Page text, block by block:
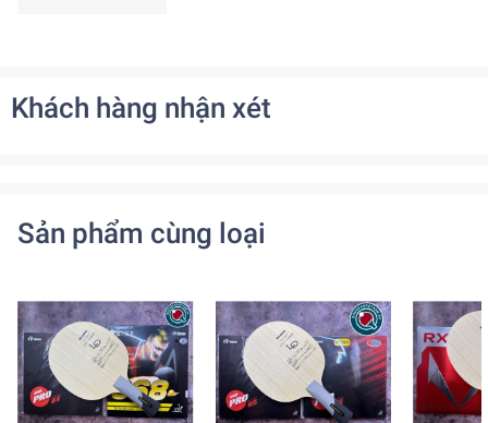
Khách hàng nhận xét
Sản phẩm cùng loại